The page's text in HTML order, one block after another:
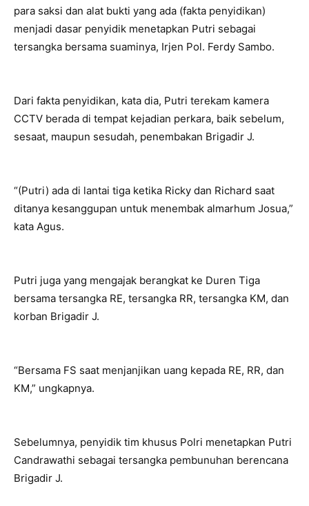
para saksi dan alat bukti yang ada (fakta penyidikan)
menjadi dasar penyidik menetapkan Putri sebagai
tersangka bersama suaminya, Irjen Pol. Ferdy Sambo.
Dari fakta penyidikan, kata dia, Putri terekam kamera
CCTV berada di tempat kejadian perkara, baik sebelum,
sesaat, maupun sesudah, penembakan Brigadir J.
“(Putri) ada di lantai tiga ketika Ricky dan Richard saat
ditanya kesanggupan untuk menembak almarhum Josua,”
kata Agus.
Putri juga yang mengajak berangkat ke Duren Tiga
bersama tersangka RE, tersangka RR, tersangka KM, dan
korban Brigadir J.
“Bersama FS saat menjanjikan uang kepada RE, RR, dan
KM,” ungkapnya.
Sebelumnya, penyidik tim khusus Polri menetapkan Putri
Candrawathi sebagai tersangka pembunuhan berencana
Brigadir J.